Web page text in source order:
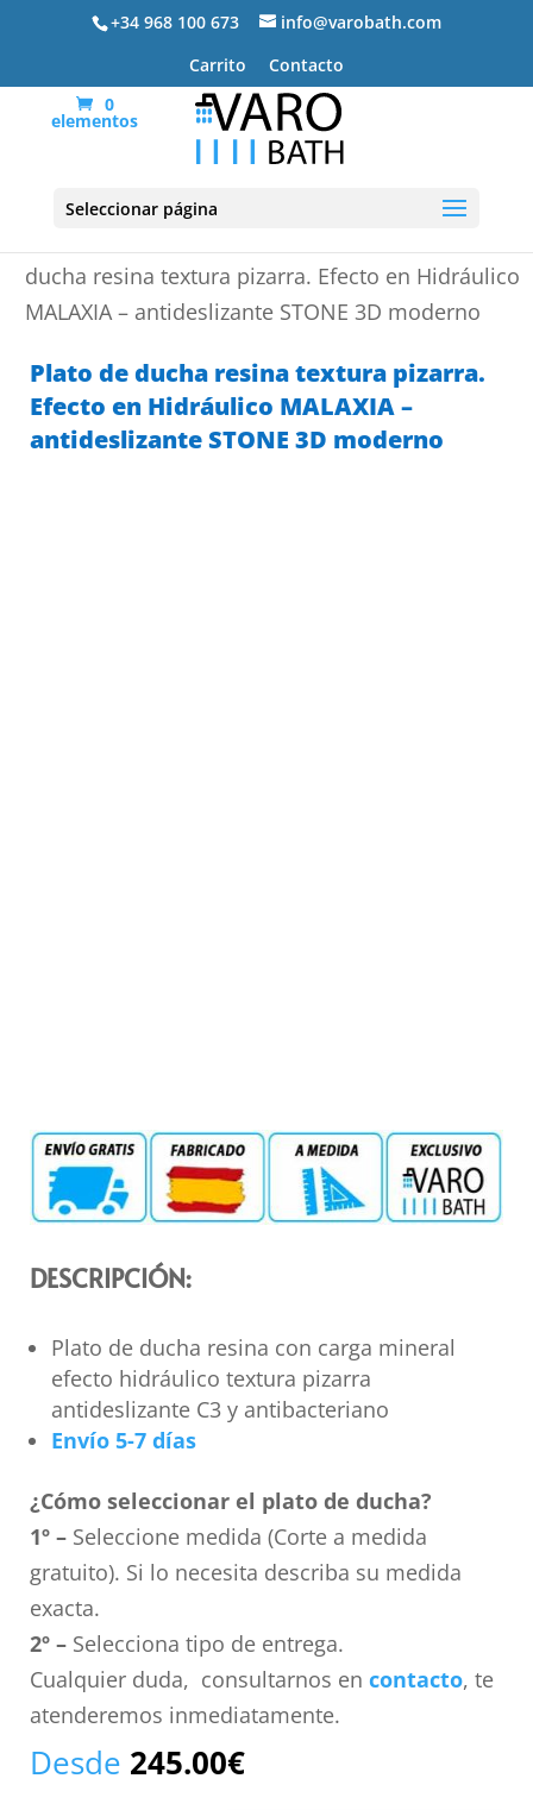
+34 968 100 673
info@varobath.com
Carrito
Contacto
0
elementos
Seleccionar página
ducha resina textura pizarra. Efecto en Hidráulico
MALAXIA – antideslizante STONE 3D moderno
Plato de ducha resina textura pizarra.
Efecto en Hidráulico MALAXIA –
antideslizante STONE 3D moderno
DESCRIPCIÓN:
Plato de ducha resina con carga mineral
efecto hidráulico textura pizarra
antideslizante C3 y antibacteriano
Envío 5-7 días
¿Cómo seleccionar el plato de ducha?
1º –Seleccione medida (Corte a medida
gratuito). Si lo necesita describa su medida
exacta.
2º –Selecciona tipo de entrega.
Cualquier duda, consultarnos en contacto, te
atenderemos inmediatamente.
Desde 245.00€